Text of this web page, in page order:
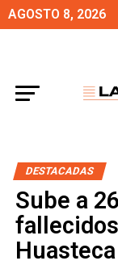
AGOSTO 8, 2026
DESTACADAS
Sube a
Huasteca